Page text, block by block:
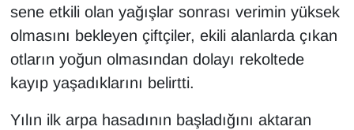
sene etkili olan yağışlar sonrası verimin yüksek
olmasını bekleyen çiftçiler, ekili alanlarda çıkan
otların yoğun olmasından dolayı rekoltede
kayıp yaşadıklarını belirtti.
Yılın ilk arpa hasadının başladığını aktaran
MEDYA
ONE EKONOMİ